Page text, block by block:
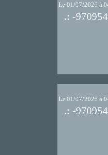
Le 01/07/2026 à
.: -
Le 01/07/2026 à
.: -